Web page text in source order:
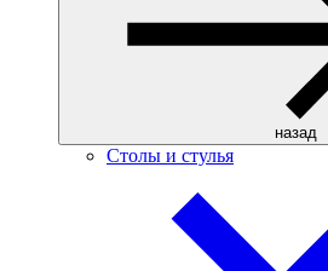
назад
Столы и стулья